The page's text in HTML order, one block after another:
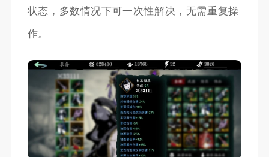
状态，多数情况下可一次性解决，无需重复操
作。